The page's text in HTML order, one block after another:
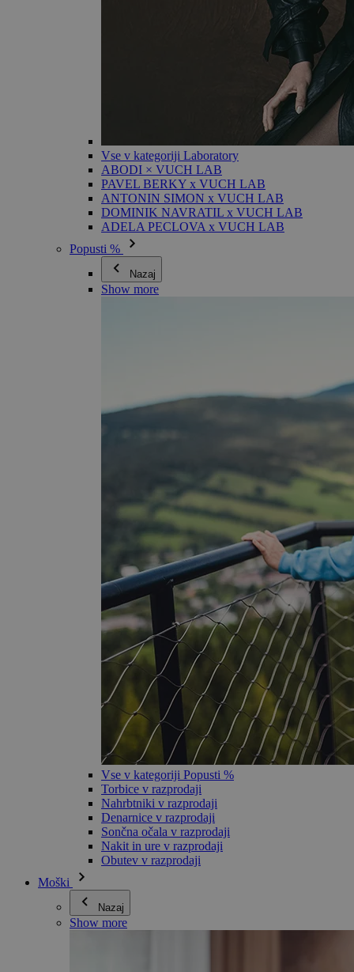
Vse v kategoriji Laboratory
ABODI × VUCH LAB
PAVEL BERKY x VUCH LAB
ANTONIN SIMON x VUCH LAB
DOMINIK NAVRATIL x VUCH LAB
ADELA PECLOVA x VUCH LAB
Popusti %
Nazaj
Show more
Vse v kategoriji Popusti %
Torbice v razprodaji
Nahrbtniki v razprodaji
Denarnice v razprodaji
Sončna očala v razprodaji
Nakit in ure v razprodaji
Obutev v razprodaji
Moški
Nazaj
Show more